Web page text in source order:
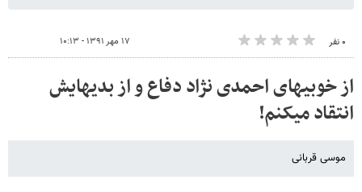
۰ نفر ۱۷ مهر ۱۳۹۱ - ۱۰:۱۳
از خوبی​های احمدی نژاد دفاع و از بدی​هایش
انتقاد می​کنم!
موسی قربانی